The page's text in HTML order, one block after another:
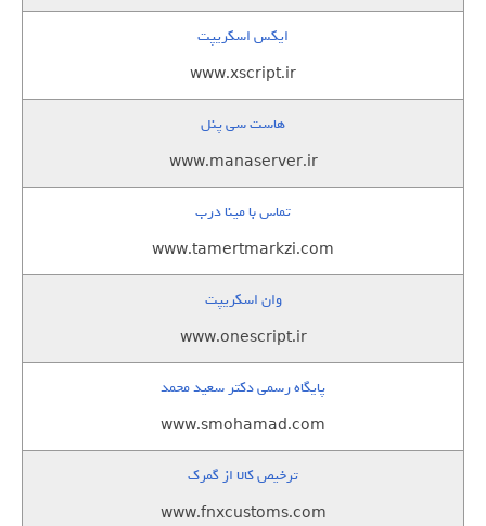
ایکس اسکریپت
www.xscript.ir
هاست سی پنل
www.manaserver.ir
تماس با مینا درب
www.tamertmarkzi.com
وان اسکریپت
www.onescript.ir
پایگاه رسمی دکتر سعید محمد
www.smohamad.com
ترخیص کالا از گمرک
www.fnxcustoms.com